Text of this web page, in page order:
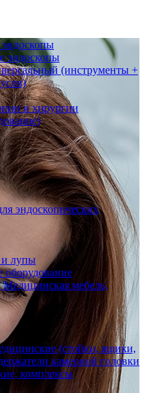
эндоскопы
(инструменты +
и хирургии
эндоскопических
и лупы
оборудование
мебель,
(стойки, ящики,
камерной головки
комплексы